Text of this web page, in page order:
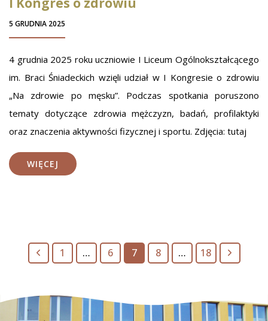
5 GRUDNIA 2025
4 grudnia 2025 roku uczniowie I Liceum Ogólnokształcącego
im. Braci Śniadeckich wzięli udział w I Kongresie o zdrowiu
„Na zdrowie po męsku”. Podczas spotkania poruszono
tematy dotyczące zdrowia mężczyzn, badań, profilaktyki
oraz znaczenia aktywności fizycznej i sportu. Zdjęcia: tutaj
WIĘCEJ
Poprzednia
strona
1 … 6 7 8 … 18
Następna
strona